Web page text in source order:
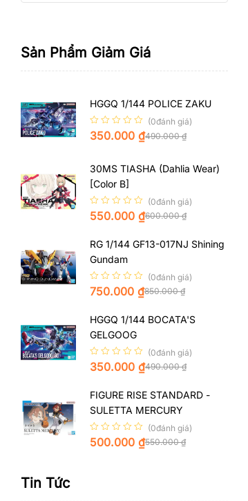
Sản Phẩm Giảm Giá
HGGQ 1/144 POLICE ZAKU
(0đánh giá)
490.000₫
350.000 ₫
30MS TIASHA (Dahlia Wear)
[Color B]
(0đánh giá)
600.000₫
550.000 ₫
RG 1/144 GF13-017NJ Shining
Gundam
(0đánh giá)
850.000₫
750.000 ₫
HGGQ 1/144 BOCATA'S
GELGOOG
(0đánh giá)
490.000₫
350.000 ₫
FIGURE RISE STANDARD -
SULETTA MERCURY
(0đánh giá)
550.000₫
500.000 ₫
Tin Tức